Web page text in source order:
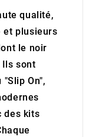
qualité,
et plusieurs
le noir
Ils sont
On",
des kits